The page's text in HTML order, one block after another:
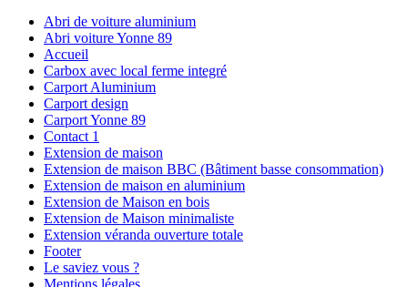
Abri de voiture aluminium
Abri voiture Yonne 89
Accueil
Carbox avec local ferme integré
Carport Aluminium
Carport design
Carport Yonne 89
Contact 1
Extension de maison
Extension de maison BBC (Bâtiment basse consommation)
Extension de maison en aluminium
Extension de Maison en bois
Extension de Maison minimaliste
Extension véranda ouverture totale
Footer
Le saviez vous ?